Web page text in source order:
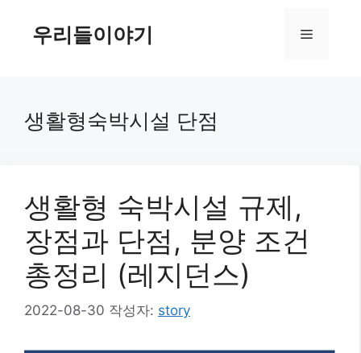
우리들이야기 메
생활형숙박시설 단점
생활형 숙박시설 규제,
장점과 단점, 분양 조건
총정리 (레지던스)
2022-08-30 작성자: story